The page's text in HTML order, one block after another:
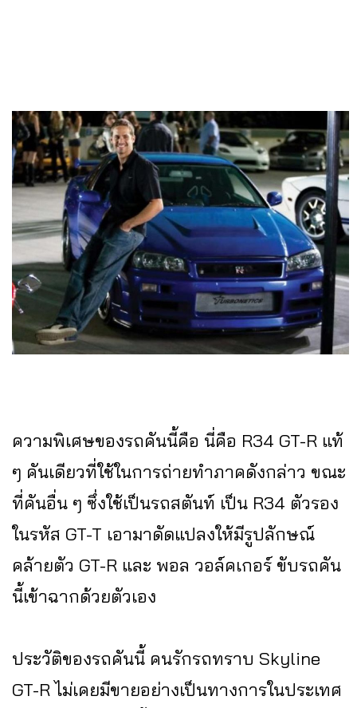
ความพิเศษของรถคันนี้คือ นี่คือ R34 GT-R แท้
ๆ คันเดียวที่ใช้ในการถ่ายทำภาคดังกล่าว ขณะ
ที่คันอื่น ๆ ซึ่งใช้เป็นรถสตันท์ เป็น R34 ตัวรอง
ในรหัส GT-T เอามาดัดแปลงให้มีรูปลักษณ์
คล้ายตัว GT-R และ พอล วอล์คเกอร์ ขับรถคัน
นี้เข้าฉากด้วยตัวเอง
ประวัติของรถคันนี้ คนรักรถทราบ Skyline
GT-R ไม่เคยมีขายอย่างเป็นทางการในประเทศ